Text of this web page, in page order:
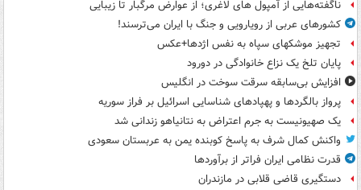
ناگفته‌هایی از آمپول های لاغری؛ از عوارض مرگبار تا زیبایی
کشورهای عربی از رویارویی و جنگ با ایران می‌ترسند!
تجهیز موشکهای سپاه به نفس اژدها+عکس
پایان تلخ یک نزاع خانوادگی در دورود
افزایش بی‌سابقه سرقت سوخت در انگلیس
پرواز بالگردها و پهپادهای شناسایی اسرائیل بر فراز سوریه
یک صهیونیست به جرم اعتراض به نتانیاهو زندانی شد
واکنش کمال شرف به پاسخ کوبنده یمن به عربستان سعودی
قدرت نظامی ایران فراتر از برآوردها
دستگیری قاضی قلابی در مازندران